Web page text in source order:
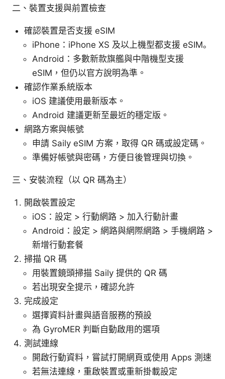
二、裝置支援與前置檢查
確認裝置是否支援 eSIM
iPhone：iPhone XS 及以上機型都支援 eSIM。
Android：多數新款旗艦與中階機型支援
eSIM，但仍以官方說明為準。
確認作業系統版本
iOS 建議使用最新版本。
Android 建議更新至最近的穩定版。
網路方案與帳號
申請 Saily eSIM 方案，取得 QR 碼或設定碼。
準備好帳號與密碼，方便日後管理與切換。
三、安裝流程（以 QR 碼為主）
開啟裝置設定
iOS：設定 > 行動網路 > 加入行動計畫
Android：設定 > 網路與網際網路 > 手機網路 >
新增行動套餐
掃描 QR 碼
用裝置鏡頭掃描 Saily 提供的 QR 碼
若出現安全提示，確認允許
完成設定
選擇資料計畫與語音服務的預設
為 GyroMER 判斷自動啟用的選項
測試連線
開啟行動資料，嘗試打開網頁或使用 Apps 測速
若無法連線，重啟裝置或重新掛載設定